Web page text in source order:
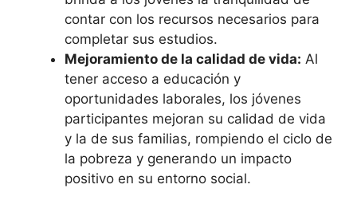
contar con los recursos necesarios para
completar sus estudios.
Mejoramiento de la calidad de vida: Al
tener acceso a educación y
oportunidades laborales, los jóvenes
participantes mejoran su calidad de vida
y la de sus familias, rompiendo el ciclo de
la pobreza y generando un impacto
positivo en su entorno social.